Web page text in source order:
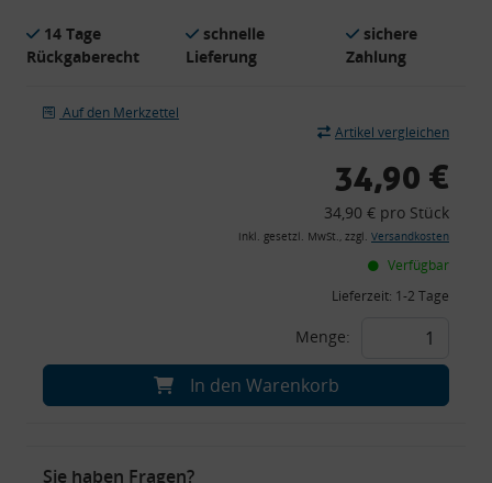
14 Tage
Rückgaberecht
schnelle
Lieferung
sichere
Zahlung
Auf den Merkzettel
Artikel vergleichen
34,90 €
34,90 € pro Stück
inkl. gesetzl. MwSt., zzgl. Versandkosten
Verfügbar
Lieferzeit: 1-2 Tage
Menge:
In den Warenkorb
Sie haben Fragen?